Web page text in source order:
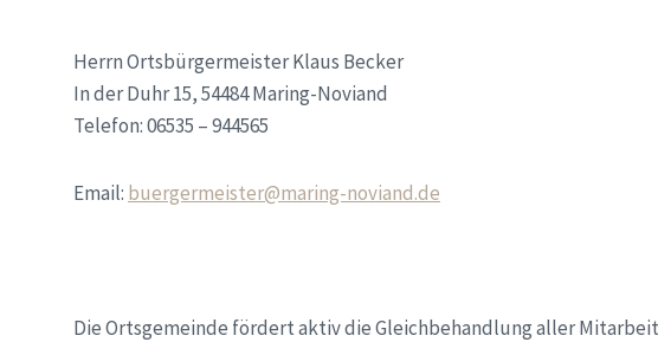
Herrn Ortsbürgermeister Klaus Becker
In der Duhr 15, 54484 Maring-Noviand
Telefon: 06535 – 944565
Email: buergermeister@maring-noviand.de
Die Ortsgemeinde fördert aktiv die Gleichbehandlung aller